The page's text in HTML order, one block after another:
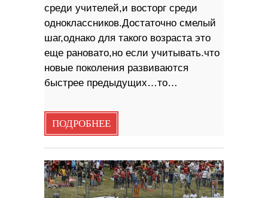
среди учителей,и восторг среди
одноклассников.Достаточно смелый
шаг,однако для такого возраста это
еще рановато,но если учитывать.что
новые поколения развиваются
быстрее предыдущих…то…
ПОДРОБНЕЕ